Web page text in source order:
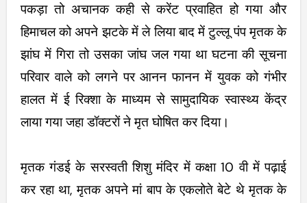
पकड़ा तो अचानक कही से करेंट प्रवाहित हो गया और
हिमाचल को अपने झटके में ले लिया बाद में टुल्लू पंप मृतक के
झांघ में गिरा तो उसका जांघ जल गया था घटना की सूचना
परिवार वाले को लगने पर आनन फानन में युवक को गंभीर
हालत में ई रिक्शा के माध्यम से सामुदायिक स्वास्थ्य केंद्र
लाया गयाजहा डॉक्टरों ने मृत घोषित कर दिया।
मृतक गंडई के सरस्वती शिशु मंदिर में कक्षा 10 वी में पढ़ाई
कर रहा था, मृतक अपने मां बाप के एकलोते बेटे थे मृतक के